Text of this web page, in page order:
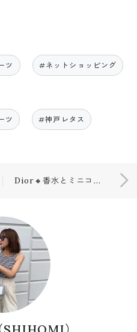
ツ #ネットショッピング
ツ #神戸レタス
Dior🔸香水とミニコスメ💕